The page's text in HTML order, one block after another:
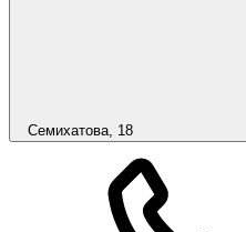
Семихатова, 18